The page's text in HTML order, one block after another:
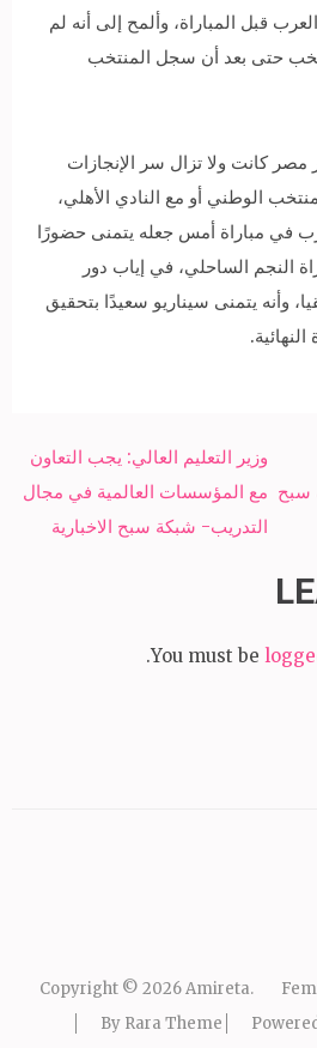
قبل المباراة، وألمح إلى أنه لم
حتى بعد أن سجل المنتخب
كانت ولا تزال سر الإنجازات
الوطني أو مع النادي الأهلي،
في مباراة أمس جعله يتمنى حضورًا
النجم الساحلي، في إياب دور
وأنه يتمنى سيناريو سعيدًا بتحقيق
وزير التعليم العالي: يجب التعاون
مع المؤسسات العالمية في مجال
التدريب- شبكة سبح الاخبارية
سبح
You must be
Copyright © 2026Amireta.
By Rara Theme